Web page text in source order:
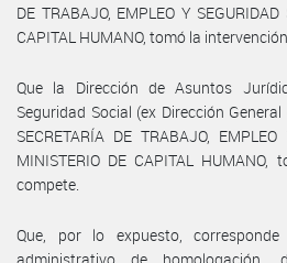
DE TRABAJO, EMPLEO Y
CAPITAL HUMANO, tomó la
Que la Dirección de Asuntos
Seguridad Social (ex Dirección
SECRETARÍA DE TRABAJO,
MINISTERIO DE CAPITAL
compete.
Que, por lo expuesto,
administrativo de